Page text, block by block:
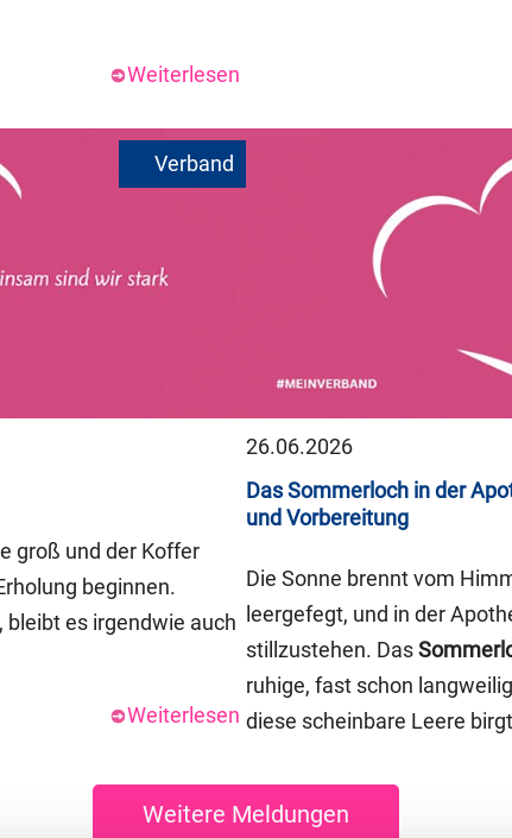
Weiterlesen
groß und der Koffer
beginnen.
bleibt es irgendwie auch
Weiterlesen
26.06.2026
Das Sommerloch in der
und Vorbereitung
Die Sonne brennt vom
leergefegt, und in der
stillzustehen. Das
ruhige, fast schon
diese scheinbare Leere
Weitere Meldungen